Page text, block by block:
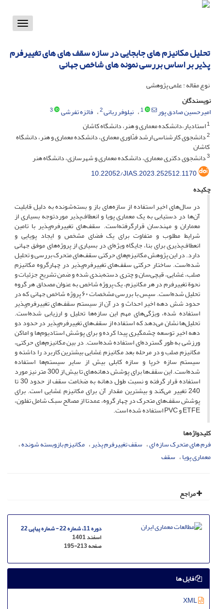
Toggle
تحلیل مکانیزم های جابجایی در سازه سقف های های تغییرفرم
پذیر بر اساس بررسی نمونه های شاخص جهانی
نوع مقاله : علمی پژوهشی
نویسندگان
امیرحسین صادق پور
1 نیلوفر ربانی2 فائزه تفرشی
3
1استادیار،دانشکده معماری و هنر، دانشگاه کاشان
2دانشجوی کارشناسی ارشد فنّاوری معماری، دانشکده معماری و هنر، دانشگاه
کاشان
3دانشجوی دکتری معماری، دانشکده‌ معماری و شهرسازی، دانشگاه هنر
10.22052/JIAS.2023.252512.1170
چکیده
در سال‌های اخیر استفاده از سازه‌های باز و بسته‌شونده به دلیل قابلیت
آن‌ها در دستیابی به یک معماری پویا و انعطاف‌پذیر موردتوجه بسیاری از
معماران و مهندسان قرارگرفته‌است. سقف‌های تغییرفرم‌پذیر با تامین
شرایط مطلوب و متفاوت برای یک فضای مشخص و ایجاد پویایی و
انعطاف‌پذیری برای بنا، جایگاه ویژه‌ای در بسیاری از پروژه‌های موفق جهانی
دارد. در این پژوهش مکانیزم‌های حرکتی سقف‌های متحرک بررسی و تحلیل
شده‌است. ساختار حرکتی سقف‌های تغییرفرم‌پذیر در چهارگروه مکانیزم
صلب، غشایی، قیچی‌سان و چتری دسته‌بندی شده و ضمن تشریح جزئیات و
نحوة تغییرفرم در هر مکانیزم، یک پروژه شاخص به عنوان مصداق هر گروه
تحلیل شده‌است. سپس با بررسی مشخصات ۶۰ پروژه شاخص جهانی که در
حدود شش دهه اخیر احداث و در آن از سیستم سقف‌های تغییرفرم‌پذیر
استفاده شده، ویژگی‌های مهم این سازه‌ها تحلیل و ارزیابی شده‌است.
تحلیل‌ها نشان می‌دهد که استفاده از سقف‌های تغییرفرم‌پذیر در حدود دو
دهه اخیر توسعه چشمگیری پیدا کرده و برای پوشش استادیوم‌ها و اماکن
ورزشی به طور گسترده‌ای استفاده شده‌است. در بین مکانیزم‌های حرکتی،
مکانیزم صلب و در مرحله بعد مکانیزم غشایی بیشترین کاربرد را داشته و
سیستم سازه خرپا و سازه کابلی بیش از سایر سیستم‌ها استفاده
شده‌است. این سقف‌ها برای پوشش دهانه‌های تا بیش از 300 متر نیز مورد
استفاده قرار گرفته و نسبت طول دهانه به ضخامت سقف از حدود 30 تا
240 تغییر می‌کند و بیشترین مقدار آن برای مکانیزم غشایی است. برای
پوشش سقف‌های متحرک در چهار گروه، عمدتا از مصالح سبک شامل تفلون،
ETFE و PVC استفاده شده است.
کلیدواژه‌ها
فرم های متحرک سازه ای سقف تغییرفرم پذیر مکانیزم بازوبسته شونده
معماری پویا سقف
مراجع
دوره 11، شماره 22 - شماره پیاپی 22
اسفند 1401
صفحه195-213
فایل ها